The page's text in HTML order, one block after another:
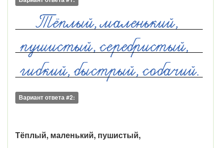
Вариант ответа #2:
Тёплый, маленький, пушистый,